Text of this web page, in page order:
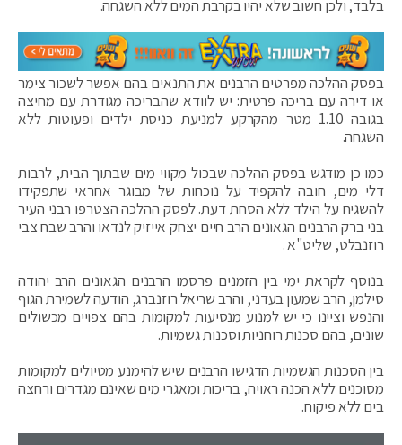
בלבד, ולכן חשוב שלא יהיו בקרבת המים ללא השגחה.
בפסק ההלכה מפרטים הרבנים את התנאים בהם אפשר לשכור צימר
או דירה עם בריכה פרטית: יש לוודא שהבריכה מגודרת עם מחיצה
בגובה 1.10 מטר מהקרקע למניעת כניסת ילדים ופעוטות ללא
השגחה.
כמו כן מודגש בפסק ההלכה שבכול מקווי מים שבתוך הבית, לרבות
דלי מים, חובה להקפיד על נוכחות של מבוגר אחראי שתפקידו
להשגיח על הילד ללא הסחת דעת. לפסק ההלכה הצטרפו רבני העיר
בני ברק הרבנים הגאונים הרב חיים יצחק אייזיק לנדאו והרב שבח צבי
רוזנבלט, שליט"א .
בנוסף לקראת ימי בין הזמנים פרסמו הרבנים הגאונים הרב יהודה
סילמן, הרב שמעון בעדני, והרב שריאל רוזנברג, הודעה לשמירת הגוף
והנפש וציינו כי יש למנוע מנסיעות למקומות בהם צפויים מכשולים
שונים, בהם סכנות רוחניות וסכנות גשמיות.
בין הסכנות הגשמיות הדגישו הרבנים שיש להימנע מטיולים למקומות
מסוכנים ללא הכנה ראויה, בריכות ומאגרי מים שאינם מגדרים ורחצה
בים ללא פיקוח.